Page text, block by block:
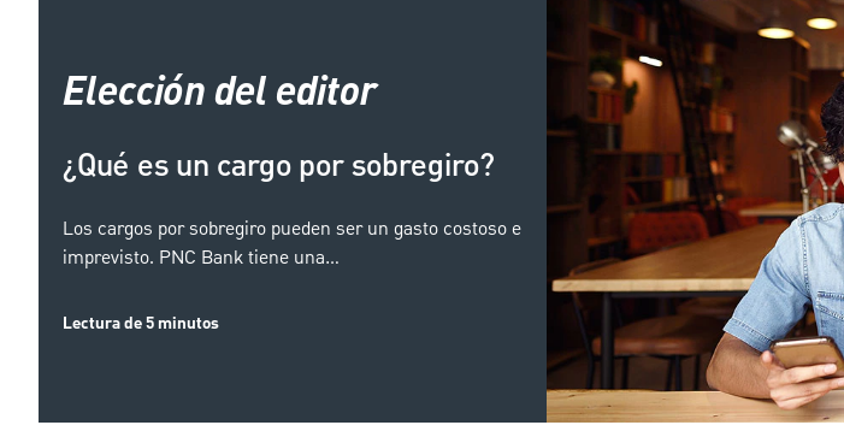
Elección del editor
¿Qué es un cargo por sobregiro?
Los cargos por sobregiro pueden ser un gasto costoso e
imprevisto. PNC Bank tiene una…
Lectura de 5 minutos